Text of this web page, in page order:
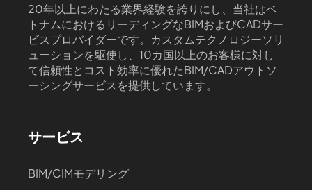
20年以上にわたる業界経験を誇りにし、当社はベ
トナムにおけるリーディングなBIMおよびCADサー
ビスプロバイダーです。カスタムテクノロジーソリ
ューションを駆使し、10カ国以上のお客様に対し
て信頼性とコスト効率に優れたBIM/CADアウトソ
ーシングサービスを提供しています。
サービス
BIM/CIMモデリング